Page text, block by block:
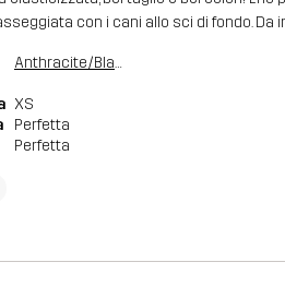
con i cani allo sci di fondo.
Anthracite/Black
XS
Perfetta
Perfetta